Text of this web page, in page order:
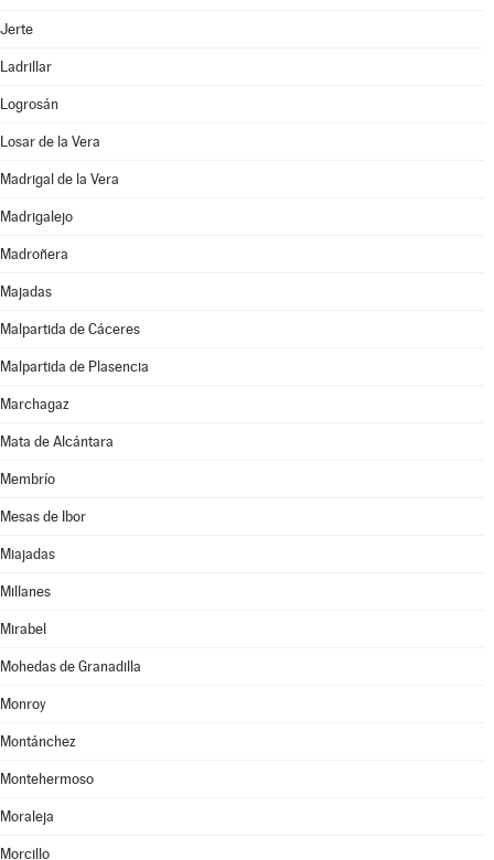
Jerte
Ladrillar
Logrosán
Losar de la Vera
Madrigal de la Vera
Madrigalejo
Madroñera
Majadas
Malpartida de Cáceres
Malpartida de Plasencia
Marchagaz
Mata de Alcántara
Membrío
Mesas de Ibor
Miajadas
Millanes
Mirabel
Mohedas de Granadilla
Monroy
Montánchez
Montehermoso
Moraleja
Morcillo